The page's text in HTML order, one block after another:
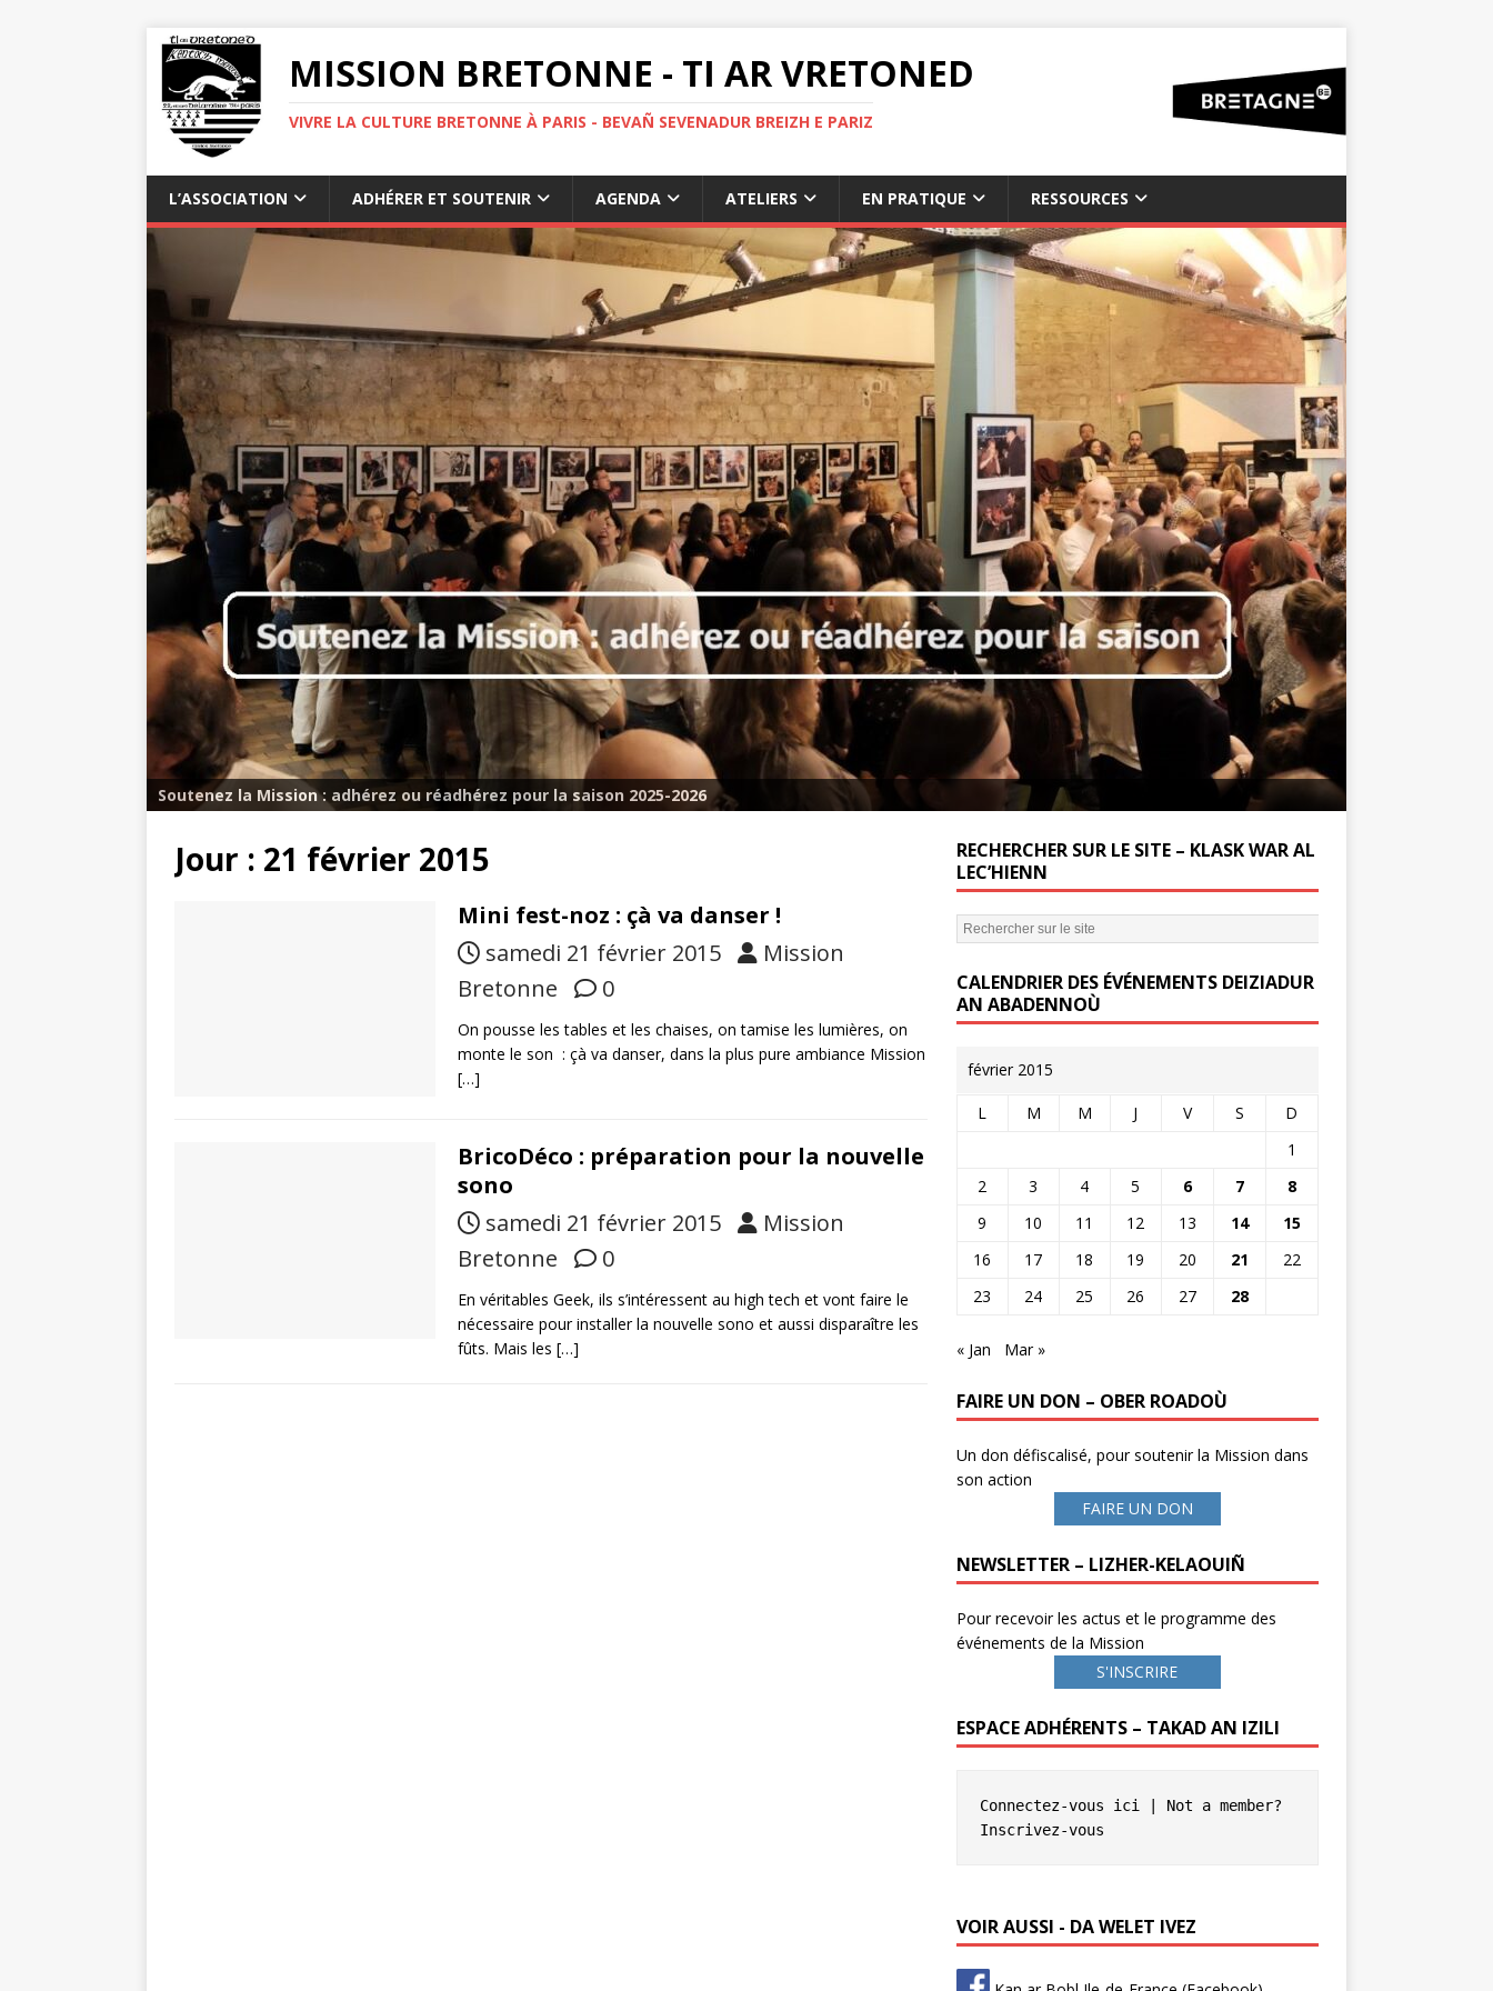
MISSION BRETONNE - TI AR VRETONED
VIVRE LA CULTURE BRETONNE À PARIS - BEVAÑ SEVENADUR BREIZH E PARIZ
L’ASSOCIATION ADHÉRER ET SOUTENIR AGENDA ATELIERS EN PRATIQUE RESSOURCES
Soutenez la Mission : adhérez ou réadhérez pour la saison 2025-2026
Jour : 21 février 2015
Mini fest-noz : çà va danser !
samedi 21 février 2015
Mission
Bretonne
0
On pousse les tables et les chaises, on tamise les lumières, on
monte le son : çà va danser, dans la plus pure ambiance Mission
[…]
BricoDéco : préparation pour la nouvelle
sono
samedi 21 février 2015
Mission
Bretonne
0
En véritables Geek, ils s’intéressent au high tech et vont faire le
nécessaire pour installer la nouvelle sono et aussi disparaître les
fûts. Mais les […]
RECHERCHER SUR LE SITE – KLASK WAR AL
LEC’HIENN
CALENDRIER DES ÉVÉNEMENTS DEIZIADUR
AN ABADENNOÙ
février 2015
L M M J V S
D
1
2
3 4 5 6 7
8
9
10 11 12 13 14
15
16
17 18 19 20 21
22
23
24 25 26 27 28
« Jan Mar »
FAIRE UN DON – OBER ROADOÙ
Un don défiscalisé, pour soutenir la Mission dans
son action
FAIRE UN DON
NEWSLETTER – LIZHER-KELAOUIÑ
Pour recevoir les actus et le programme des
événements de la Mission
S'INSCRIRE
ESPACE ADHÉRENTS – TAKAD AN IZILI
Connectez-vous ici
Inscrivez-vous
VOIR AUSSI - DA WELET IVEZ